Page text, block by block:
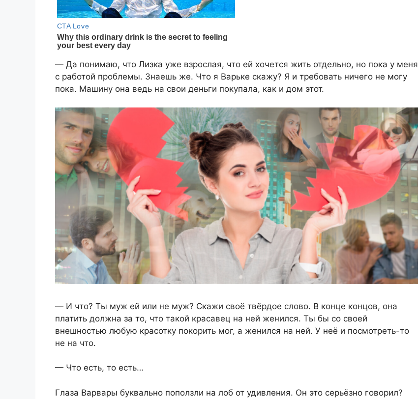
— Да понимаю, что Лизка уже взрослая, что ей хочется жить отдельно, но пока у меня
с работой проблемы. Знаешь же. Что я Варьке скажу? Я и требовать ничего не могу
пока. Машину она ведь на свои деньги покупала, как и дом этот.
— И что? Ты муж ей или не муж? Скажи своё твёрдое слово. В конце концов, она
платить должна за то, что такой красавец на ней женился. Ты бы со своей
внешностью любую красотку покорить мог, а женился на ней. У неё и посмотреть-то
не на что.
— Что есть, то есть…
Глаза Варвары буквально поползли на лоб от удивления. Он это серьёзно говорил?